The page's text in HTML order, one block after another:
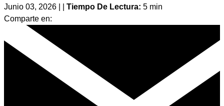
Junio 03, 2026 | | Tiempo De Lectura: 5 min
Comparte en: